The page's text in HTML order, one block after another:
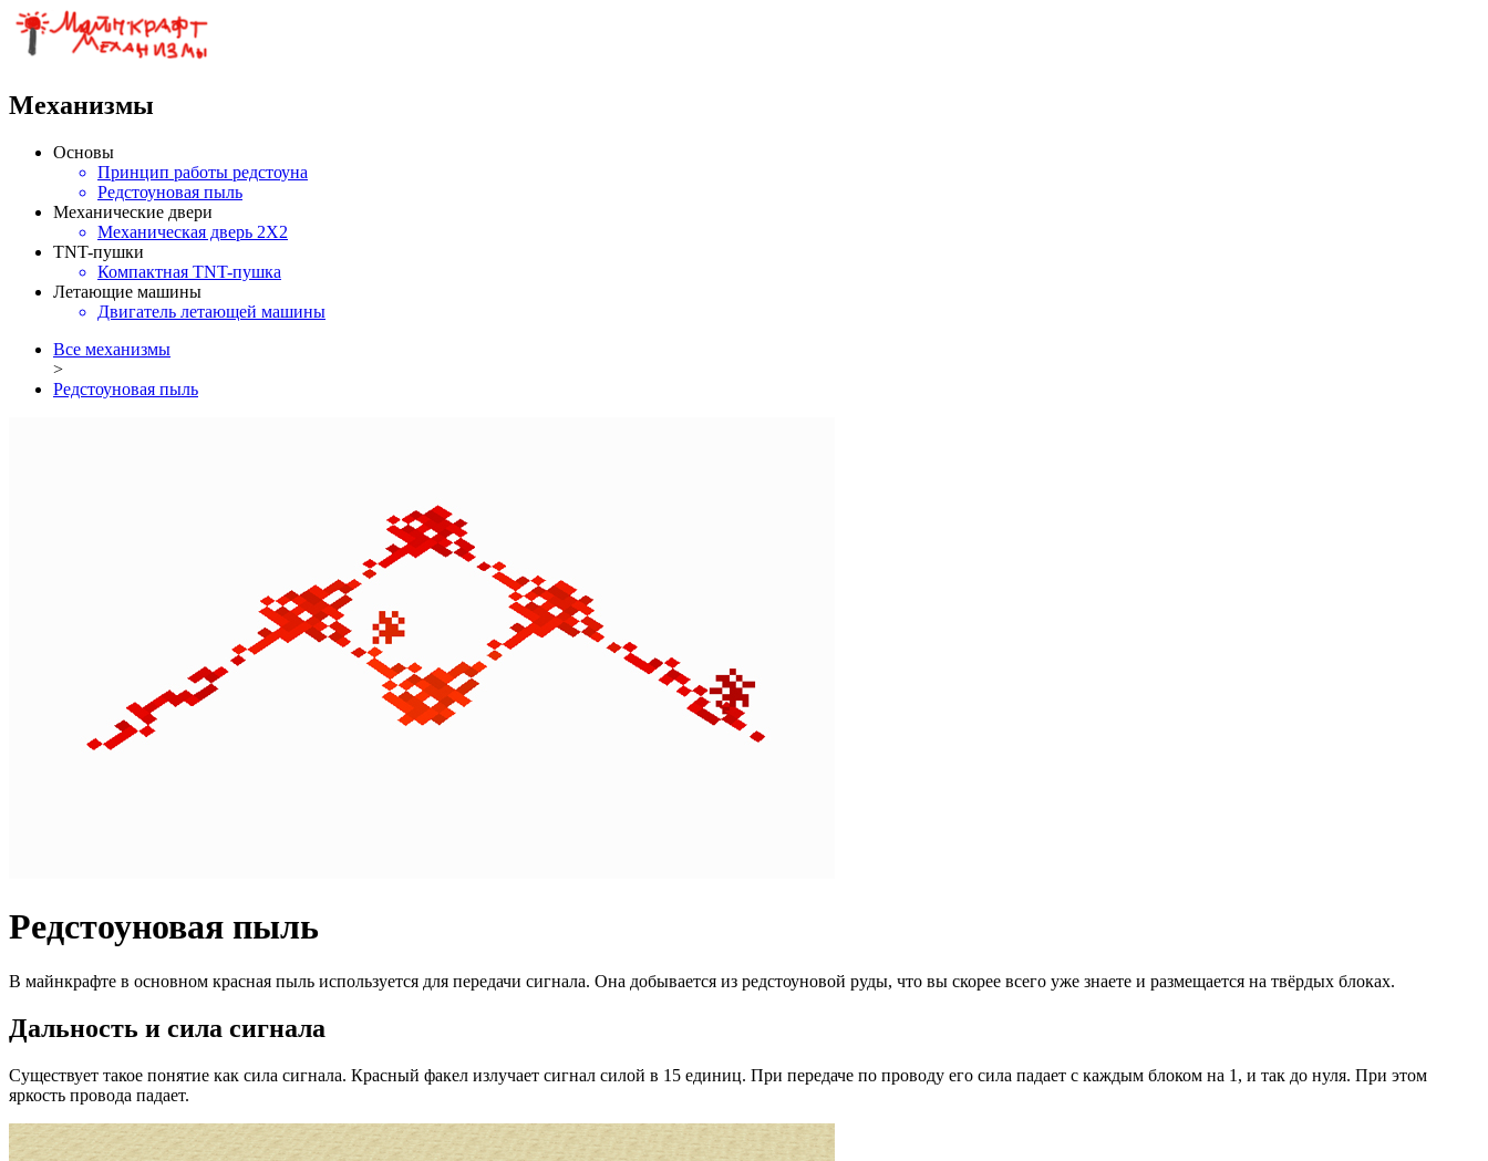
Механизмы
Основы
Принцип работы редстоуна
Редстоуновая пыль
Механические двери
Механическая дверь 2X2
TNT-пушки
Компактная TNT-пушка
Летающие машины
Двигатель летающей машины
Все механизмы
>
Редстоуновая пыль
Редстоуновая пыль
В майнкрафте в основном красная пыль используется для передачи сигнала. Она добывается из редстоуновой руды, что вы скорее всего уже знаете и размещается на твёрдых блоках.
Дальность и сила сигнала
Существует такое понятие как сила сигнала. Красный факел излучает сигнал силой в 15 единиц. При передаче по проводу его сила падает с каждым блоком на 1, и так до нуля. При этом
яркость провода падает.